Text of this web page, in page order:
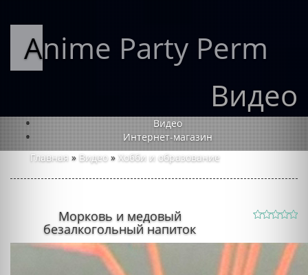
Anime Party Perm
Видео
Видео
Интернет-магазин
Главная » Видео » Хобби и образование
Морковь и медовый
безалкогольный напиток